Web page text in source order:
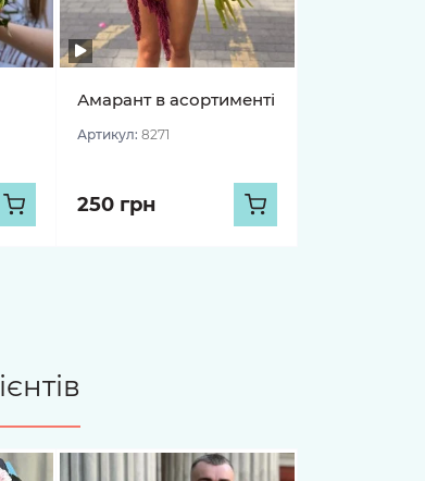
Амарант в асортименті
Артикул: 8271
250 грн